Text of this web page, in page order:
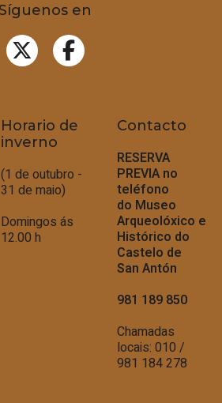
Síguenos en
Horario de
inverno
(1 de outubro -
31 de maio)
Domingos ás
12.00 h
Contacto
RESERVA
PREVIA no
teléfono
do Museo
Arqueolóxico e
Histórico do
Castelo de
San Antón
981 189 850
Chamadas
locais: 010 /
981 184 278